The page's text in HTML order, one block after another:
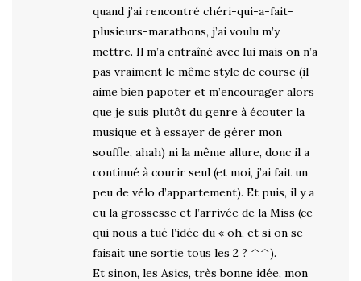
quand j’ai rencontré chéri-qui-a-fait-
plusieurs-marathons, j’ai voulu m’y
mettre. Il m’a entraîné avec lui mais on n’a
pas vraiment le même style de course (il
aime bien papoter et m’encourager alors
que je suis plutôt du genre à écouter la
musique et à essayer de gérer mon
souffle, ahah) ni la même allure, donc il a
continué à courir seul (et moi, j’ai fait un
peu de vélo d’appartement). Et puis, il y a
eu la grossesse et l’arrivée de la Miss (ce
qui nous a tué l’idée du « oh, et si on se
faisait une sortie tous les 2 ? ^^).
Et sinon, les Asics, très bonne idée, mon